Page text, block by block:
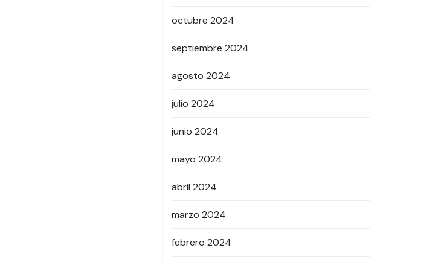
octubre 2024
septiembre 2024
agosto 2024
julio 2024
junio 2024
mayo 2024
abril 2024
marzo 2024
febrero 2024